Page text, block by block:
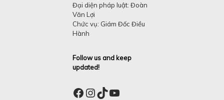
Đại diện pháp luật: Đoàn
Văn Lợi
Chức vụ: Giám Đốc Điều
Hành
Follow us and keep
updated!
Facebook
Instagram
TikTok
YouTube